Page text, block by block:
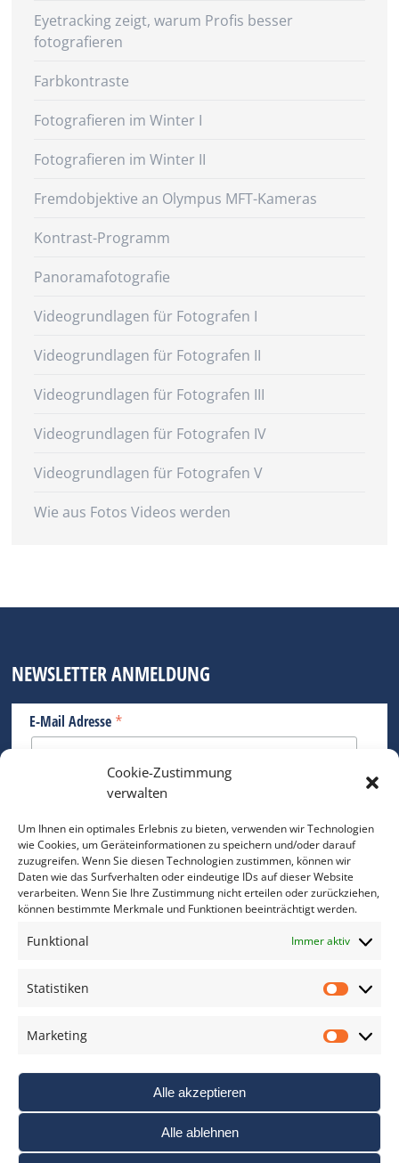
Cookie-Zustimmung
verwalten
Um Ihnen ein optimales Erlebnis zu bieten, verwenden wir Technologien
wie Cookies, um Geräteinformationen zu speichern und/oder darauf
zuzugreifen. Wenn Sie diesen Technologien zustimmen, können wir
Daten wie das Surfverhalten oder eindeutige IDs auf dieser Website
verarbeiten. Wenn Sie Ihre Zustimmung nicht erteilen oder zurückziehen,
können bestimmte Merkmale und Funktionen beeinträchtigt werden.
Funktional Immer aktiv
Statistiken
Marketing
Alle akzeptieren
Alle ablehnen
Eyetracking zeigt, warum Profis besser
fotografieren
Farbkontraste
Fotografieren im Winter I
Fotografieren im Winter II
Fremdobjektive an Olympus MFT-Kameras
Kontrast-Programm
Panoramafotografie
Videogrundlagen für Fotografen I
Videogrundlagen für Fotografen II
Videogrundlagen für Fotografen III
Videogrundlagen für Fotografen IV
Videogrundlagen für Fotografen V
Wie aus Fotos Videos werden
NEWSLETTER ANMELDUNG
E-Mail Adresse *
Bitte geben Sie Ihre E-Mail Adresse ein.
*